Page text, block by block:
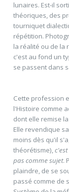
lunaires. Est-il
théoriques, des
tourniquet
répétition.
la réalité ou de la
c'est au fond un
se passent dans
Cette profession
l'Histoire comme
dont elle remise
Elle revendique
moins dès qu'il
théorétisme),
pas comme sujet.
plaindre, de se
passé comme de